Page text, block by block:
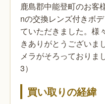
鹿島郡中能登町のお客
nの交換レンズ付きボ
ていただきました。様
きありがとうございま
メラがそろっておりま
3）
買い取りの経緯